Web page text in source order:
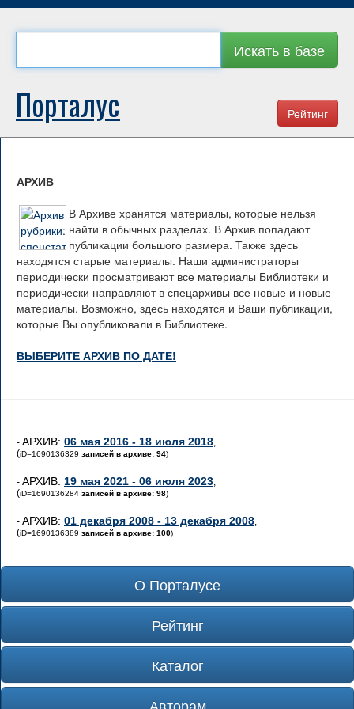
Искать в базе
Рейтинг
Порталус
АРХИВ
В Архиве хранятся материалы, которые нельзя
найти в обычных разделах. В Архив попадают
публикации большого размера. Также здесь
находятся старые материалы. Наши администраторы
периодически просматривают все материалы Библиотеки и
периодически направляют в спецархивы все новые и новые
материалы. Возможно, здесь находятся и Ваши публикации,
которые Вы опубликовали в Библиотеке.
ВЫБЕРИТЕ АРХИВ ПО ДАТЕ!
- АРХИВ: 06 мая 2016 - 18 июля 2018,
(iD=1690136329 записей в архиве: 94)
- АРХИВ: 19 мая 2021 - 06 июля 2023,
(iD=1690136284 записей в архиве: 98)
- АРХИВ: 01 декабря 2008 - 13 декабря 2008,
(iD=1690136389 записей в архиве: 100)
О Порталусе
Рейтинг
Каталог